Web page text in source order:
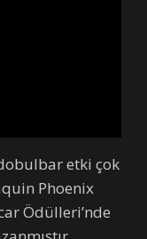
etki çok
Phoenix
Ödülleri’nde